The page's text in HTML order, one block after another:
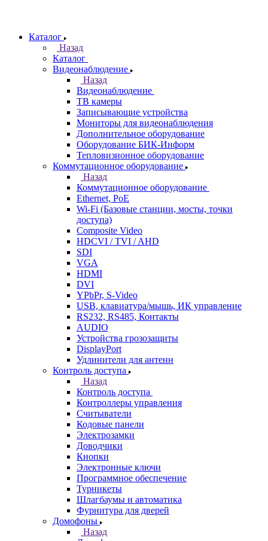
Каталог
Назад
Каталог
Видеонаблюдение
Назад
Видеонаблюдение
ТВ камеры
Записывающие устройства
Мониторы для видеонаблюдения
Дополнительное оборудование
Оборудование БИК-Информ
Тепловизионное оборудование
Коммутационное оборудование
Назад
Коммутационное оборудование
Ethernet, PoE
Wi-Fi (Базовые станции, мосты, точки
доступа)
Composite Video
HDCVI / TVI / AHD
SDI
VGA
HDMI
DVI
YPbPr, S-Video
USB, клавиатура/мышь, ИК управление
RS232, RS485, Контакты
AUDIO
Устройства грозозащиты
DisplayPort
Удлинители для антенн
Контроль доступа
Назад
Контроль доступа
Контроллеры управления
Считыватели
Кодовые панели
Электрозамки
Доводчики
Кнопки
Электронные ключи
Программное обеспечение
Турникеты
Шлагбаумы и автоматика
Фурнитура для дверей
Домофоны
Назад